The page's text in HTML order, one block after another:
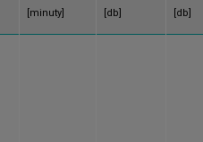
[minuty] [db] [db]